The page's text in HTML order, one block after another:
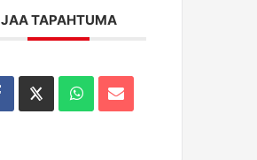
JAA TAPAHTUMA